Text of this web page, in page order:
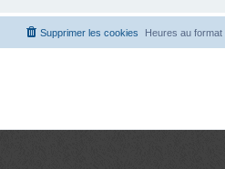
Heures au format
Supprimer les cookies